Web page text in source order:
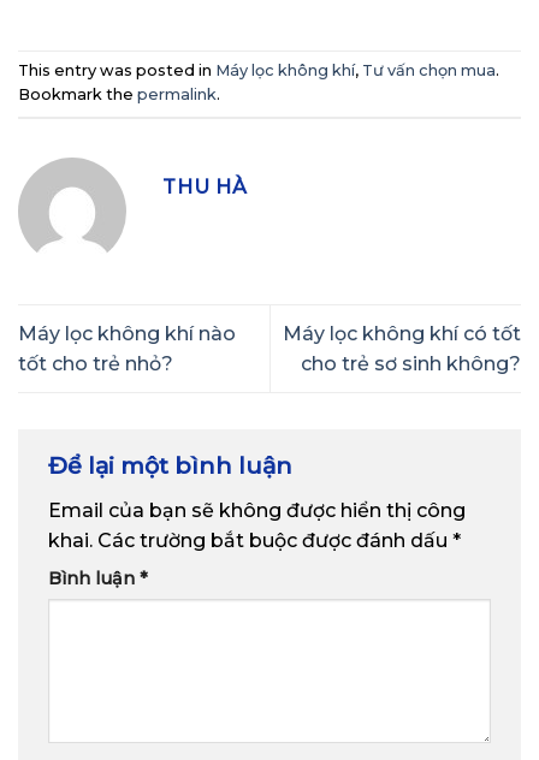
This entry was posted in Máy lọc không khí, Tư vấn chọn mua.
Bookmark the permalink.
THU HÀ
Máy lọc không khí nào
tốt cho trẻ nhỏ?
Máy lọc không khí có tốt
cho trẻ sơ sinh không?
Để lại một bình luận
Email của bạn sẽ không được hiển thị công
khai. Các trường bắt buộc được đánh dấu *
Bình luận *